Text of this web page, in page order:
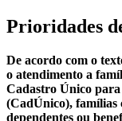
Prioridades
De acordo com o
o atendimento a
Cadastro Único
(CadÚnico), famílias
dependentes ou